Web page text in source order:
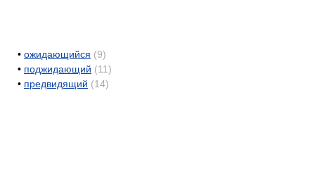
• ожидающийся (9)
• поджидающий (11)
• предвидящий (14)